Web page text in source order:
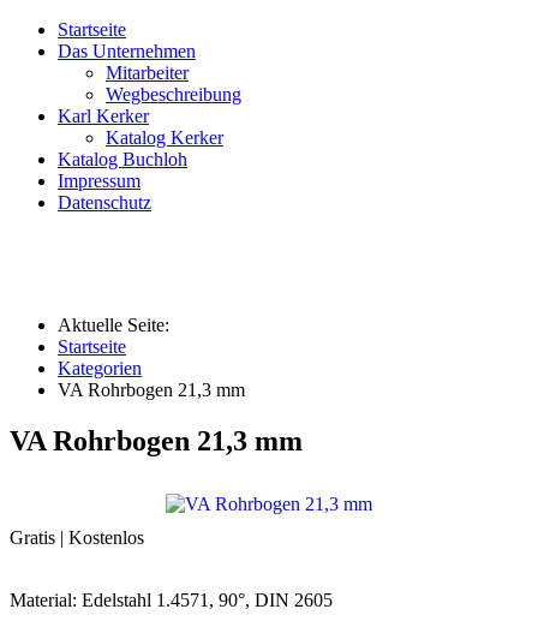
Startseite
Das Unternehmen
Mitarbeiter
Wegbeschreibung
Karl Kerker
Katalog Kerker
Katalog Buchloh
Impressum
Datenschutz
Aktuelle Seite:
Startseite
Kategorien
VA Rohrbogen 21,3 mm
VA Rohrbogen 21,3 mm
Gratis | Kostenlos
Material: Edelstahl 1.4571, 90°, DIN 2605